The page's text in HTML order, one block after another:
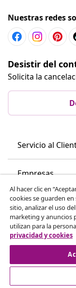
Nuestras redes
Desistir del
Solicita la
Servicio al
Empresas
vidaXL
Descubre mas
Al hacer clic en
cookies se guarden
sitio, analizar el uso
marketing y anuncios
utilizan para la
privacidad y cookies